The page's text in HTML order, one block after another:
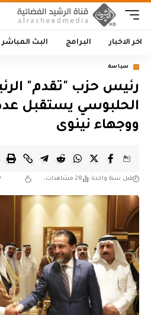
اخر الاخبار البرامج البث المباشر
سياسة
رئيس حزب "تقدم"
الحلبوسي يستقبل
ووجهاء نينوى
قبل سنة واحدة 28 مشاهدات